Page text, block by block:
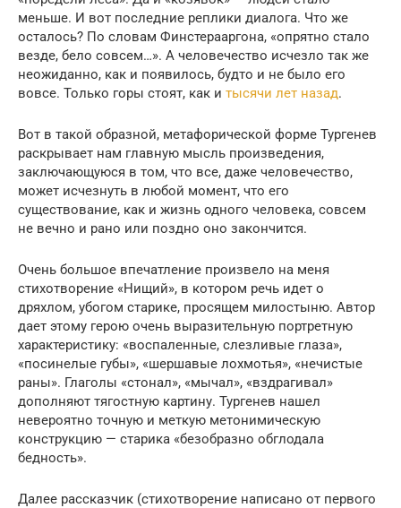
меньше. И вот последние реплики диалога. Что же
осталось? По словам Финстерааргона, «опрятно стало
везде, бело совсем…». А человечество исчезло так же
неожиданно, как и появилось, будто и не было его
вовсе. Только горы стоят, как и тысячи лет назад.
Вот в такой образной, метафорической форме Тургенев
раскрывает нам главную мысль произведения,
заключающуюся в том, что все, даже человечество,
может исчезнуть в любой момент, что его
существование, как и жизнь одного человека, совсем
не вечно и рано или поздно оно закончится.
Очень большое впечатление произвело на меня
стихотворение «Нищий», в котором речь идет о
дряхлом, убогом старике, просящем милостыню. Автор
дает этому герою очень выразительную портретную
характеристику: «воспаленные, слезливые глаза»,
«посинелые губы», «шершавые лохмотья», «нечистые
раны». Глаголы «стонал», «мычал», «вздрагивал»
дополняют тягостную картину. Тургенев нашел
невероятно точную и меткую метонимическую
конструкцию — старика «безобразно обглодала
бедность».
Далее рассказчик (стихотворение написано от первого